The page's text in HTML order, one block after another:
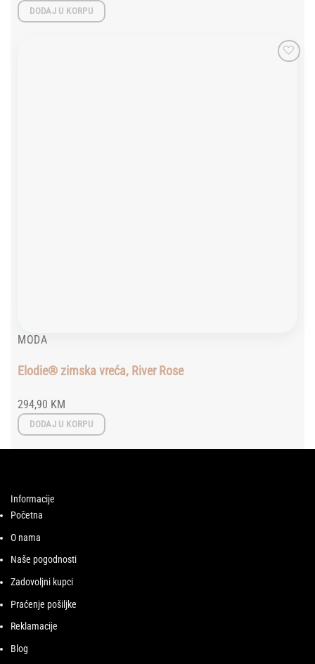
DODAJ U KORPU
MODA
Elodie® zimska vreća, River Rose
294,90 KM
DODAJ U KORPU
Informacije
Početna
O nama
Naše pogodnosti
Zadovoljni kupci
Praćenje pošiljke
Reklamacije
Blog